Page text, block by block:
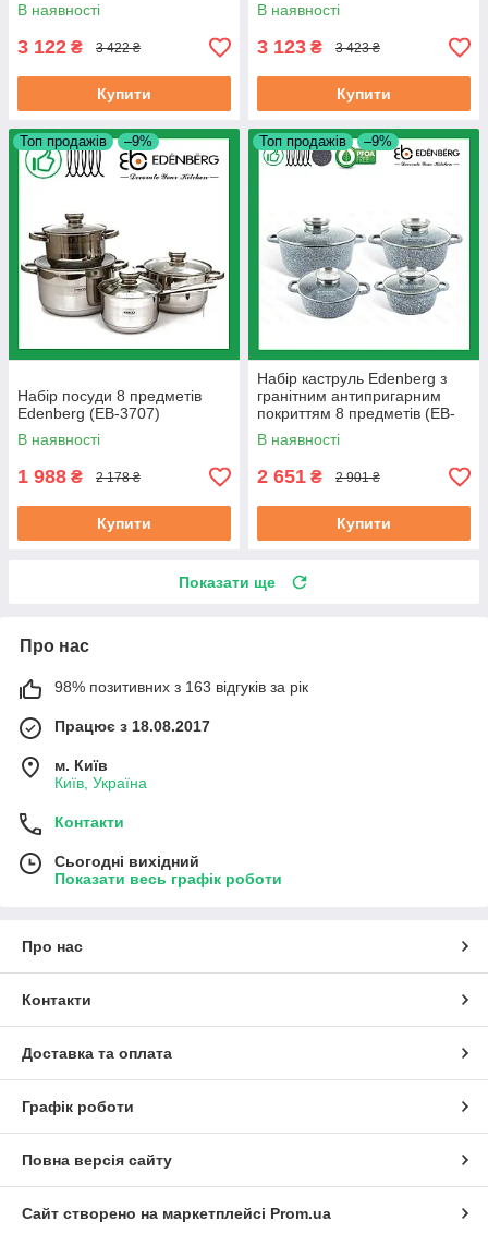
В наявності
3 122 ₴ 3 422 ₴
Купити
В наявності
3 123 ₴ 3 423 ₴
Купити
Топ продажів –9%
Набір посуди 8 предметів
Edenberg (EB-3707)
В наявності
1 988 ₴ 2 178 ₴
Купити
Топ продажів –9%
Набір каструль Edenberg з
гранітним антипригарним
покриттям 8 предметів (EB-
8035)
В наявності
2 651 ₴ 2 901 ₴
Купити
Показати ще
Про нас
98% позитивних з 163 відгуків за рік
Працює з 18.08.2017
м. Київ
Київ, Україна
Контакти
Сьогодні вихідний
Показати весь графік роботи
Про нас
Контакти
Доставка та оплата
Графік роботи
Повна версія сайту
Сайт створено на маркетплейсі Prom.ua